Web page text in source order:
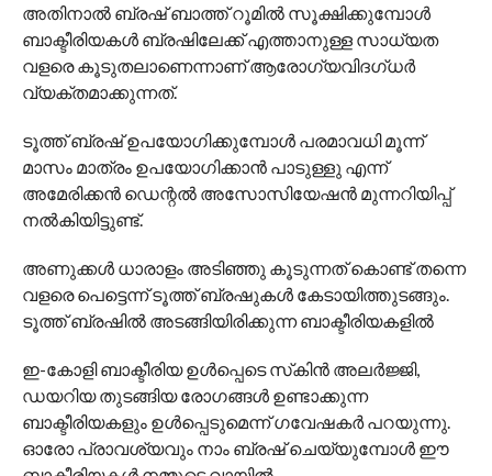
അതിനാല്‍ ബ്രഷ് ബാത്ത് റൂമില്‍ സൂക്ഷിക്കുമ്പോള്‍
ബാക്ടീരിയകള്‍ ബ്രഷിലേക്ക് എത്താനുള്ള സാധ്യത
വളരെ കൂടുതലാണെന്നാണ് ആരോഗ്യവിദഗ്ധർ
വ്യക്തമാക്കുന്നത്.
ടൂത്ത് ബ്രഷ് ഉപയോഗിക്കുമ്പോള്‍ പരമാവധി മൂന്ന്
മാസം മാത്രം ഉപയോഗിക്കാന്‍ പാടുള്ളു എന്ന്
അമേരിക്കന്‍ ഡെന്റല്‍ അസോസിയേഷൻ മുന്നറിയിപ്പ്
നൽകിയിട്ടുണ്ട്.
അണുക്കള്‍ ധാരാളം അടിഞ്ഞു കൂടുന്നത് കൊണ്ട് തന്നെ
വളരെ പെട്ടെന്ന് ടൂത്ത് ബ്രഷുകള്‍ കേടായിത്തുടങ്ങും.
ടൂത്ത് ബ്രഷില്‍ അടങ്ങിയിരിക്കുന്ന ബാക്ടീരിയകളില്‍